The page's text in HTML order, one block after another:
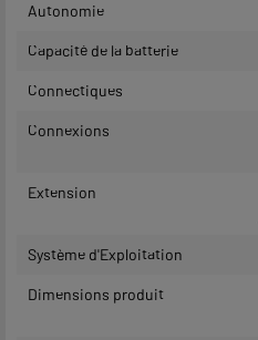
Autonomie
Capacité de la batterie
Connectiques
Connexions
Extension
Système d'Exploitation
Dimensions produit